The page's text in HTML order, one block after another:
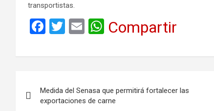
transportistas.
F
ce
o
o
T
tt
E
ail
W
at
A
p
Compartir
de
Medida del Senasa que permitirá fortalecer las
exportaciones de carne